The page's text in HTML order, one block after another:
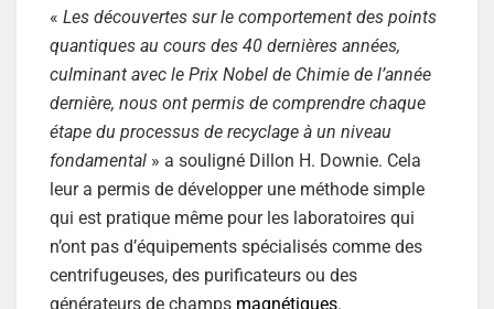
« Les découvertes sur le comportement des points
quantiques au cours des 40 dernières années,
culminant avec le Prix Nobel de Chimie de l’année
dernière, nous ont permis de comprendre chaque
étape du processus de recyclage à un niveau
fondamental » a souligné Dillon H. Downie. Cela
leur a permis de développer une méthode simple
qui est pratique même pour les laboratoires qui
n’ont pas d’équipements spécialisés comme des
centrifugeuses, des purificateurs ou des
générateurs de champs magnétiques.